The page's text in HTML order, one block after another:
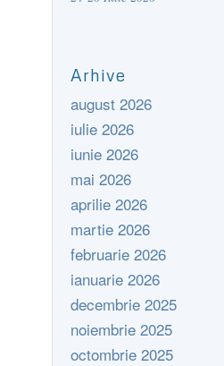
Arhive
august 2026
iulie 2026
iunie 2026
mai 2026
aprilie 2026
martie 2026
februarie 2026
ianuarie 2026
decembrie 2025
noiembrie 2025
octombrie 2025